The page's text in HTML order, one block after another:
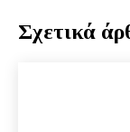
Σχετικά